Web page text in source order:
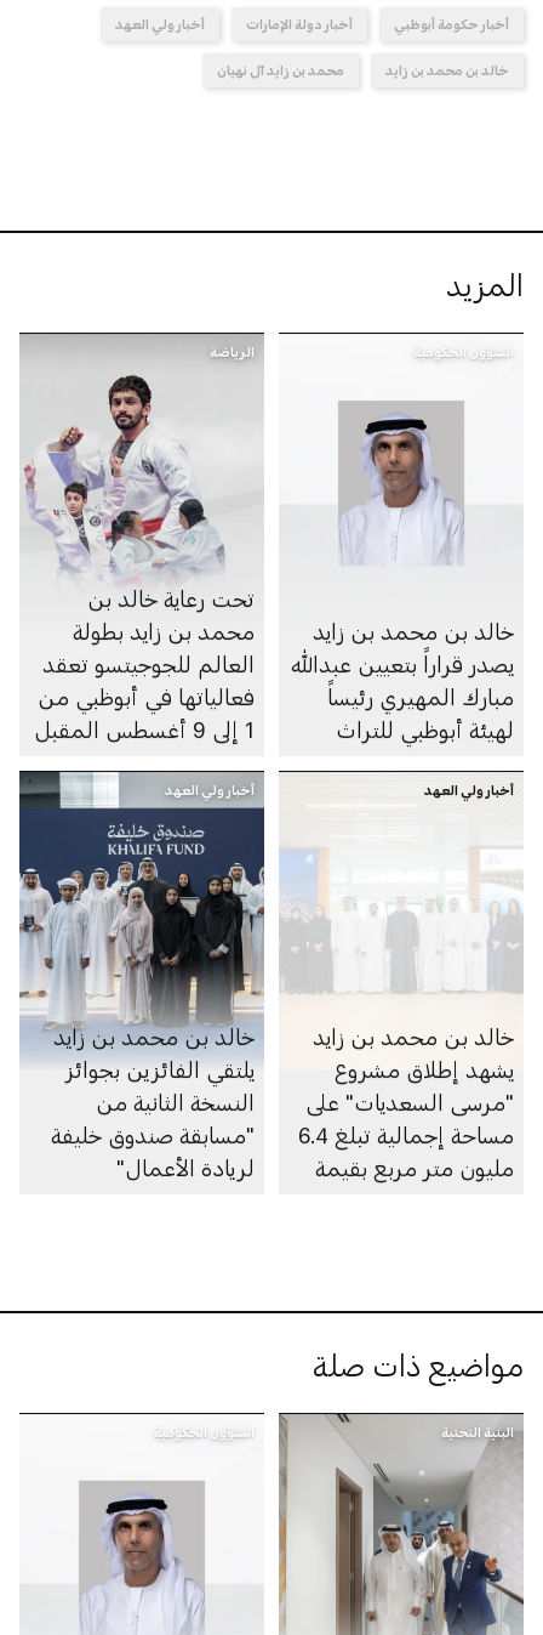
أخبار حكومة أبوظبي أخبار دولة الإمارات أخبار ولي العهد
خالد بن محمد بن زايد محمد بن زايد آل نهيان
المزيد
الشؤون الحكومية
خالد بن محمد بن زايد
يصدر قراراً بتعيين عبدالله
مبارك المهيري رئيساً
لهيئة أبوظبي للتراث
الرياضة
تحت رعاية خالد بن
محمد بن زايد بطولة
العالم للجوجيتسو تعقد
فعالياتها في أبوظبي من
1 إلى 9 أغسطس المقبل
أخبار ولي العهد
خالد بن محمد بن زايد
يشهد إطلاق مشروع
"مرسى السعديات" على
مساحة إجمالية تبلغ 6.4
مليون متر مربع بقيمة
أخبار ولي العهد
خالد بن محمد بن زايد
يلتقي الفائزين بجوائز
النسخة الثانية من
"مسابقة صندوق خليفة
لريادة الأعمال"
مواضيع ذات صلة
البنية التحتية الشؤون الحكومية